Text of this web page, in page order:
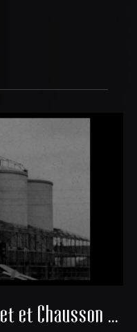
La construction de Poliet et Chausson à Lormont.